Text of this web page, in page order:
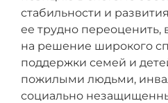
стабильности и
ее трудно переоценить,
на решение широкого
поддержки семей и
пожилыми людьми,
социально